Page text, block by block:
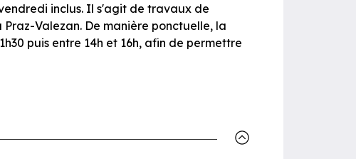
inclus. Il s'agit de travaux de
Valezan. De manière ponctuelle, la
puis entre 14h et 16h, afin de permettre